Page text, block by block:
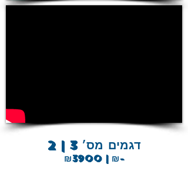
2 | 3 דגמים מס׳
₪3900 | ₪-